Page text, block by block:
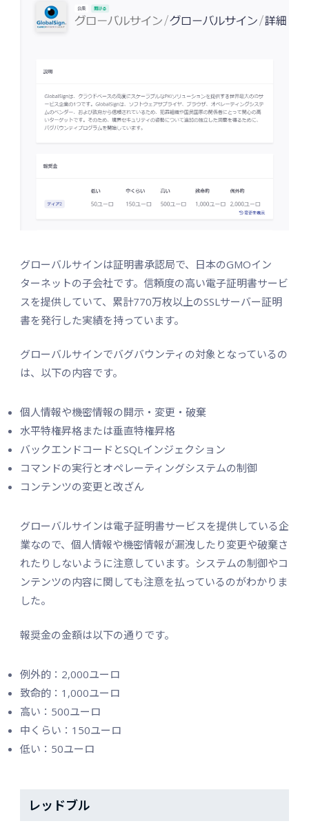
グローバルサインは証明書承認局で、日本のGMOイン
ターネットの子会社です。信頼度の高い電子証明書サービ
スを提供していて、累計770万枚以上のSSLサーバー証明
書を発行した実績を持っています。
グローバルサインでバグバウンティの対象となっているの
は、以下の内容です。
個人情報や機密情報の開示・変更・破棄
水平特権昇格または垂直特権昇格
バックエンドコードとSQLインジェクション
コマンドの実行とオペレーティングシステムの制御
コンテンツの変更と改ざん
グローバルサインは電子証明書サービスを提供している企
業なので、個人情報や機密情報が漏洩したり変更や破棄さ
れたりしないように注意しています。システムの制御やコ
ンテンツの内容に関しても注意を払っているのがわかりま
した。
報奨金の金額は以下の通りです。
例外的：2,000ユーロ
致命的：1,000ユーロ
高い：500ユーロ
中くらい：150ユーロ
低い：50ユーロ
レッドブル